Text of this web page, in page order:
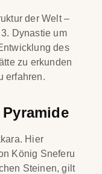
der Welt –
Dynastie um
des
zu erkunden
erfahren.
Hier
König Sneferu
Steinen, gilt